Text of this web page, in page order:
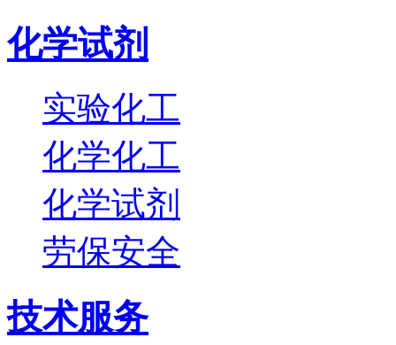
化学试剂
实验化工
化学化工
化学试剂
劳保安全
技术服务